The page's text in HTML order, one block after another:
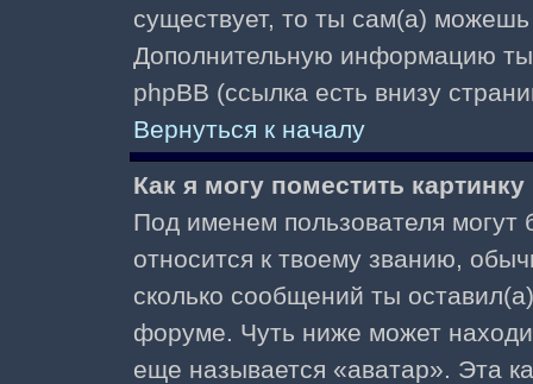
существует, то ты сам(а)
Дополнительную информацию
phpBB (ссылка есть внизу
Вернуться к началу
Как я могу поместить
Под именем пользователя могут
относится к твоему званию,
сколько сообщений ты
форуме. Чуть ниже может
еще называется «аватар». Эта